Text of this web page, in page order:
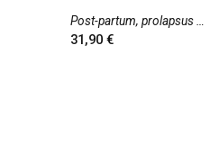
Post-partum, prolapsus
31,90